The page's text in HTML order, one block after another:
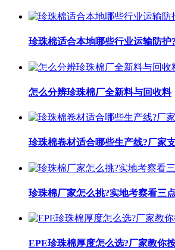
珍珠棉适合本地哪些行业运输防护
怎么分辨珍珠棉厂全新料与回收料
珍珠棉卷材适合哪些生产线?厂家
珍珠棉厂家怎么挑?实地考察看三点
EPE珍珠棉厚度怎么选?厂家教你